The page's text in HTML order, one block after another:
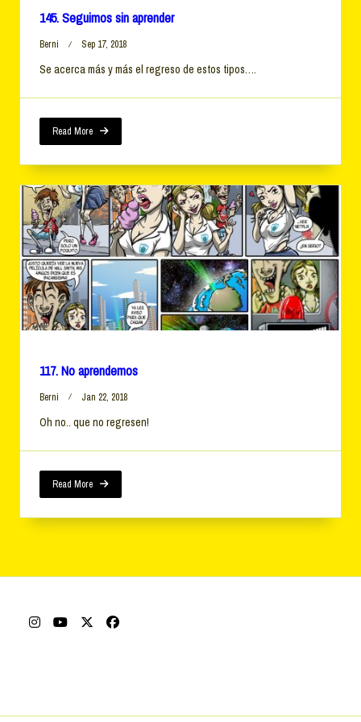
145. Seguimos sin aprender
Berni Sep 17, 2018
Se acerca más y más el regreso de estos tipos….
Read More
117. No aprendemos
Berni Jan 22, 2018
Oh no.. que no regresen!
Read More